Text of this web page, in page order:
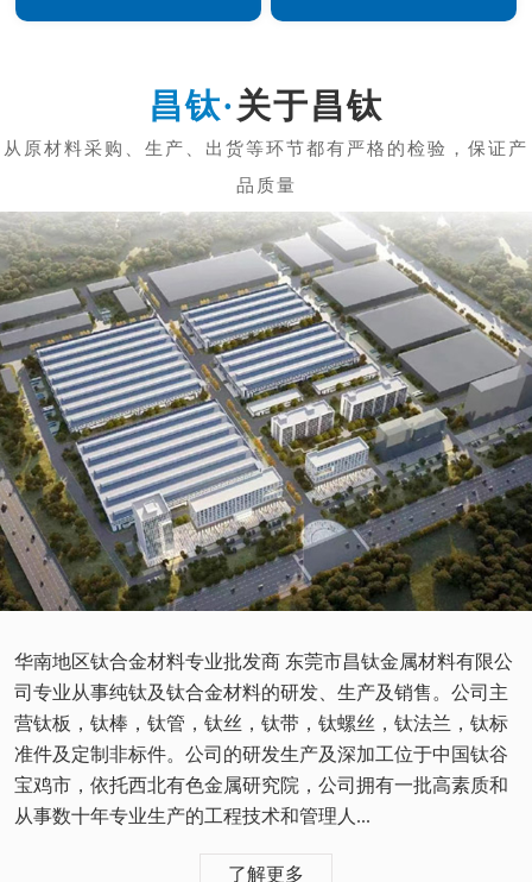
关于昌钛
华南地区钛合金材料专业批发商 东莞市昌钛金属材料有限公
司专业从事纯钛及钛合金材料的研发、生产及销售。公司主
营钛板，钛棒，钛管，钛丝，钛带，钛螺丝，钛法兰，钛标
准件及定制非标件。公司的研发生产及深加工位于中国钛谷
宝鸡市，依托西北有色金属研究院，公司拥有一批高素质和
从事数十年专业生产的工程技术和管理人...
了解更多